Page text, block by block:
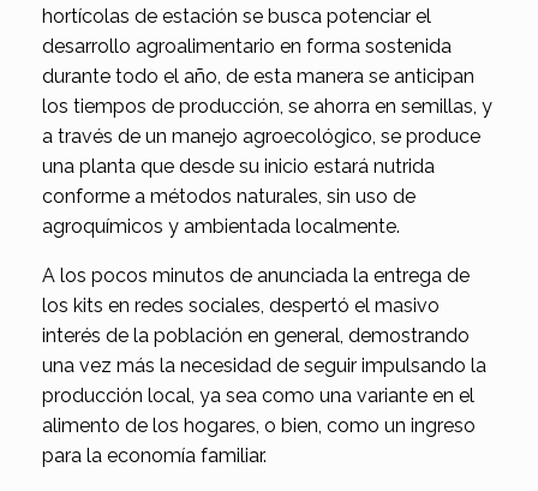
hortícolas de estación se busca potenciar el
desarrollo agroalimentario en forma sostenida
durante todo el año, de esta manera se anticipan
los tiempos de producción, se ahorra en semillas, y
a través de un manejo agroecológico, se produce
una planta que desde su inicio estará nutrida
conforme a métodos naturales, sin uso de
agroquímicos y ambientada localmente.
A los pocos minutos de anunciada la entrega de
los kits en redes sociales, despertó el masivo
interés de la población en general, demostrando
una vez más la necesidad de seguir impulsando la
producción local, ya sea como una variante en el
alimento de los hogares, o bien, como un ingreso
para la economía familiar.